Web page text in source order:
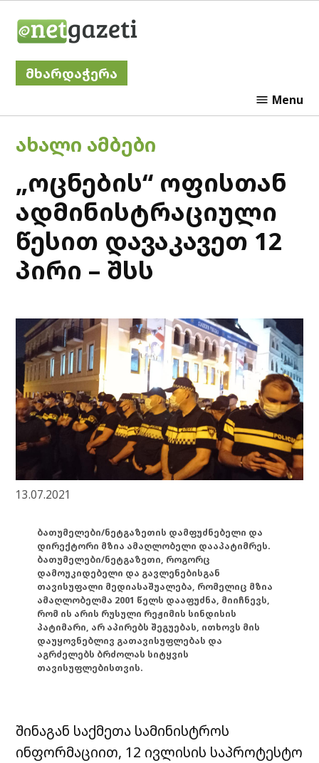
მხარდაჭერა
Menu
POSTED
ᲐᲮᲐᲚᲘ ᲐᲛᲑᲔᲑᲘ
„ოცნების“ ოფისთან
ადმინისტრაციული
წესით დავაკავეთ 12
პირი – შსს
13.07.2021
ბათუმელები/ნეტგაზეთის დამფუძნებელი და
დირექტორი მზია ამაღლობელი დააპატიმრეს.
ბათუმელები/ნეტგაზეთი, როგორც
დამოუკიდებელი და გავლენებისგან
თავისუფალი მედიასაშუალება, რომელიც მზია
ამაღლობელმა 2001 წელს დააფუძნა, მიიჩნევს,
რომ ის არის რუსული რეჟიმის სინდისის
პატიმარი, არ აპირებს შეგუებას, ითხოვს მის
დაუყოვნებლივ გათავისუფლებას და
აგრძელებს ბრძოლას სიტყვის
თავისუფლებისთვის.
შინაგან საქმეთა სამინისტროს
ინფორმაციით, 12 ივლისის საპროტესტო